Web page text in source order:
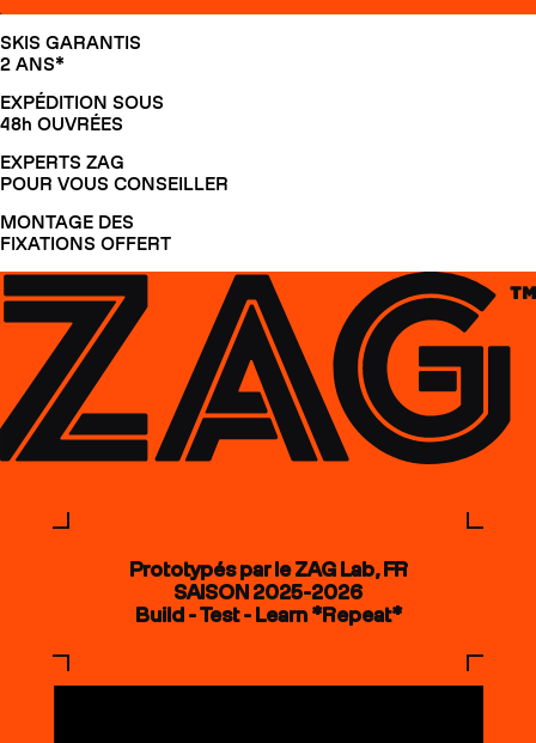
SKIS GARANTIS
2 ANS*
EXPÉDITION SOUS
48h OUVRÉES
EXPERTS ZAG
POUR VOUS CONSEILLER
MONTAGE DES
FIXATIONS OFFERT
Prototypés par le ZAG Lab, FR
SAISON 2025-2026
Build - Test - Learn *Repeat*